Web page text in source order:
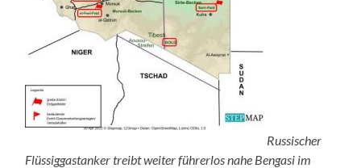
Russischer
Flüssiggastanker treibt weiter führerlos nahe Bengasi im